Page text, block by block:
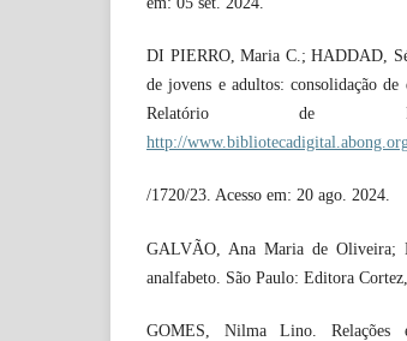
DI PIERRO, Maria C.; HADDAD,
de jovens e adultos: consolidação
Relatório de
http://
/1720/23. Acesso em: 20 ago. 2024.
GALVÃO, Ana Maria de Oliveira;
analfabeto. São Paulo: Editora
GOMES, Nilma Lino. Relações